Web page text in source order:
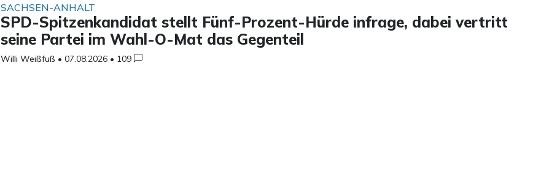
SACHSEN-ANHALT
SPD-Spitzenkandidat stellt Fünf-Prozent-Hürde infrage, dabei vertritt
seine Partei im Wahl-O-Mat das Gegenteil
Willi Weißfuß • 07.08.2026 • 109